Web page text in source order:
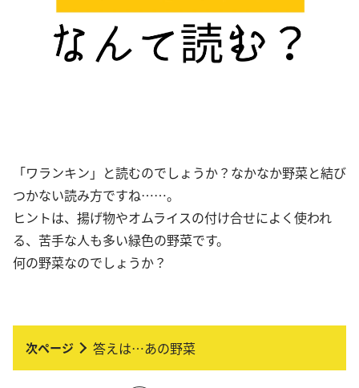
「ワランキン」と読むのでしょうか？なかなか野菜と結び
つかない読み方ですね……。
ヒントは、揚げ物やオムライスの付け合せによく使われ
る、苦手な人も多い緑色の野菜です。
何の野菜なのでしょうか？
答えは…あの野菜